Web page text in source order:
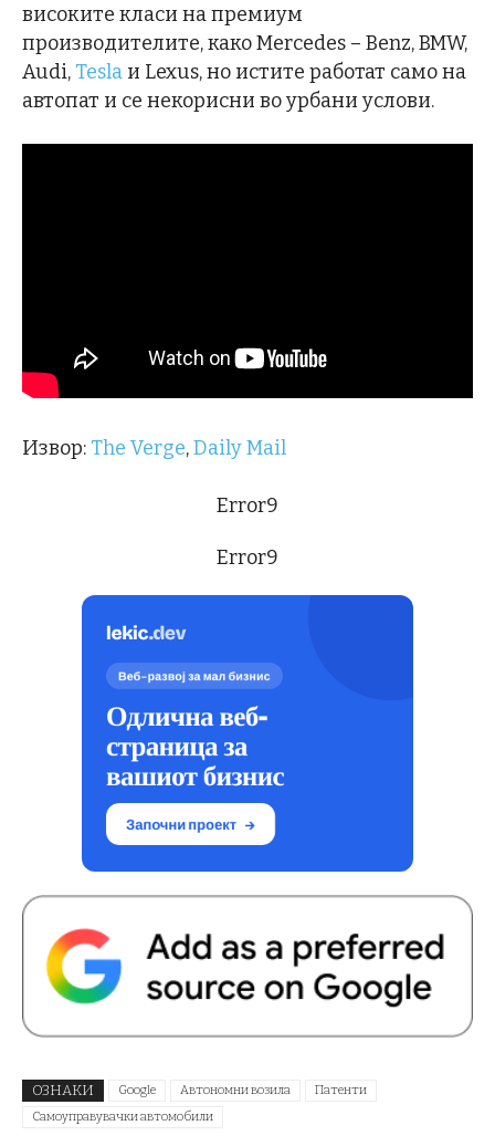
високите класи на премиум
производителите, како Mercedes – Benz, BMW,
Audi, Tesla и Lexus, но истите работат само на
автопат и се некорисни во урбани услови.
Извор: The Verge,Daily Mail
Error9
Error9
ОЗНАКИ Google Автономни возила
Патенти
Самоуправувачки автомобили